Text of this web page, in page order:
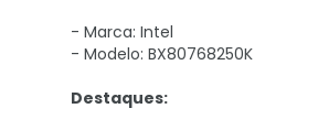
- Marca: Intel
- Modelo: BX80768250K
Destaques: